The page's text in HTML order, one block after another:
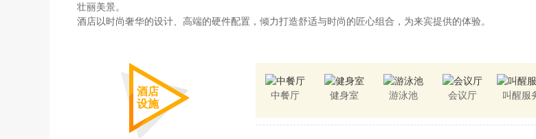
壮丽美景。
酒店以时尚奢华的设计、高端的硬件配置，倾力打造舒适与时尚的匠心组合，为来宾提供的体验。
酒店
设施
中餐厅 健身室 游泳池 会议厅
叫醒服